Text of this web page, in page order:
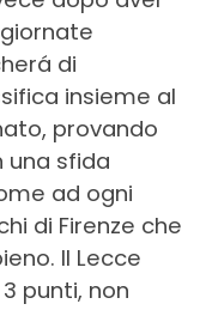
di
insieme al
provando
una sfida
ad ogni
di Firenze che
Il Lecce
punti, non